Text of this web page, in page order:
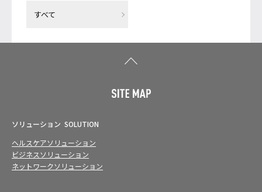
すべて
ソリューション SOLUTION
ヘルスケアソリューション
ビジネスソリューション
ネットワークソリューション